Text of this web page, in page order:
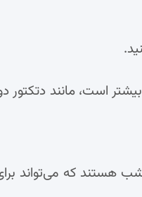
است، مانند دتکتور
هستند که می‌تواند